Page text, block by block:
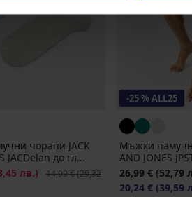
чорапи JACK
JACDelan до гл...
лв.) Първоначална цена
14,99 €(29,32
-25 % ALL25
Мъжки
AND JONES
26,99 € (52,79
20,24 € (39,59